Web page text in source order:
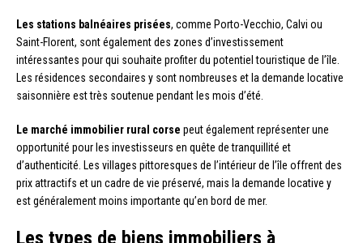
Les stations balnéaires prisées, comme Porto-Vecchio, Calvi ou
Saint-Florent, sont également des zones d’investissement
intéressantes pour qui souhaite profiter du potentiel touristique de l’île.
Les résidences secondaires y sont nombreuses et la demande locative
saisonnière est très soutenue pendant les mois d’été.
Le marché immobilier rural corse peut également représenter une
opportunité pour les investisseurs en quête de tranquillité et
d’authenticité. Les villages pittoresques de l’intérieur de l’île offrent des
prix attractifs et un cadre de vie préservé, mais la demande locative y
est généralement moins importante qu’en bord de mer.
Les types de biens immobiliers à